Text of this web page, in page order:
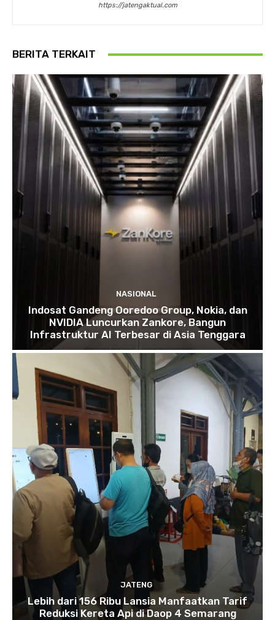
https://jatengaktual.com
BERITA TERKAIT
NASIONAL
Indosat Gandeng Ooredoo Group, Nokia, dan
NVIDIA Luncurkan Zankore, Bangun
Infrastruktur AI Terbesar di Asia Tenggara
JATENG
Lebih dari 156 Ribu Lansia Manfaatkan Tarif
Reduksi Kereta Api di Daop 4 Semarang